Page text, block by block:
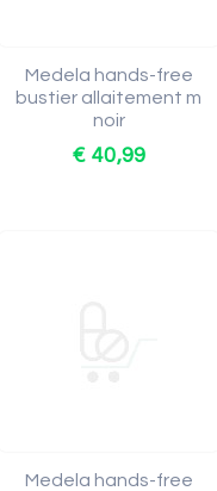
Medela hands-free
bustier allaitement m
noir
€ 40,99
Medela hands-free